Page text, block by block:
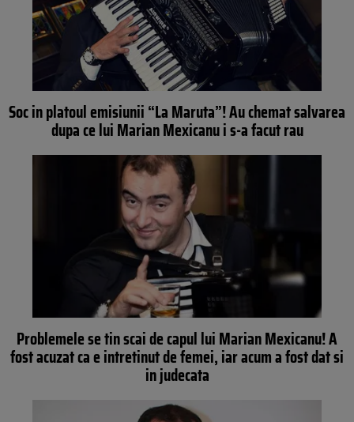
Soc in platoul emisiunii “La Maruta”! Au chemat salvarea
dupa ce lui Marian Mexicanu i s-a facut rau
Problemele se tin scai de capul lui Marian Mexicanu! A
fost acuzat ca e intretinut de femei, iar acum a fost dat si
in judecata